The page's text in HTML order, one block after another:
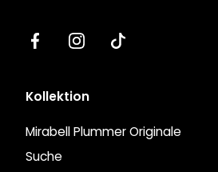
FacebookInstagramTiktok
Kollektion
Mirabell Plummer Originale
Suche